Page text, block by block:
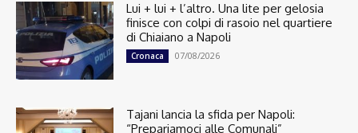
Lui + lui + l’altro. Una lite per gelosia
finisce con colpi di rasoio nel quartiere
di Chiaiano a Napoli
Cronaca 07/08/2026
Tajani lancia la sfida per Napoli:
“Prepariamoci alle Comunali”